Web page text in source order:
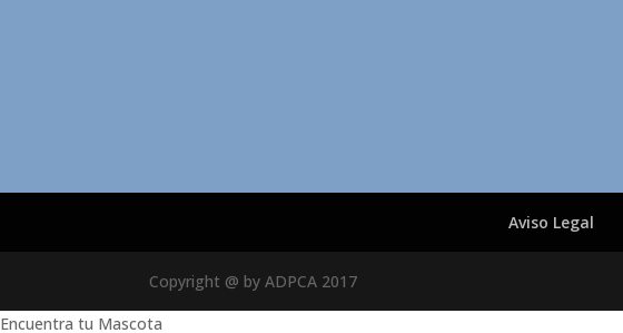
Aviso Legal
Copyright @ by ADPCA 2017
Encuentra tu Mascota